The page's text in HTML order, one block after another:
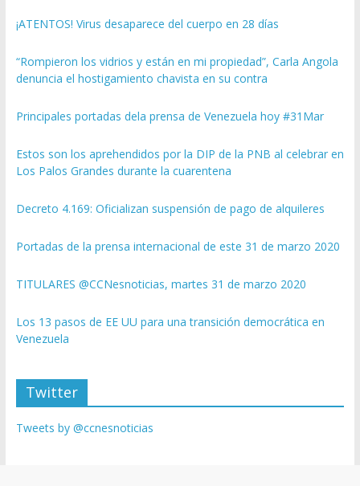
¡ATENTOS! Virus desaparece del cuerpo en 28 días
“Rompieron los vidrios y están en mi propiedad”, Carla Angola
denuncia el hostigamiento chavista en su contra
Principales portadas dela prensa de Venezuela hoy #31Mar
Estos son los aprehendidos por la DIP de la PNB al celebrar en
Los Palos Grandes durante la cuarentena
Decreto 4.169: Oficializan suspensión de pago de alquileres
Portadas de la prensa internacional de este 31 de marzo 2020
TITULARES @CCNesnoticias, martes 31 de marzo 2020
Los 13 pasos de EE UU para una transición democrática en
Venezuela
Twitter
Tweets by @ccnesnoticias